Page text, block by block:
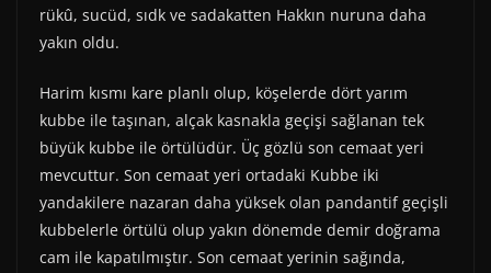
rükû, sucüd, sıdk ve sadakatten Hakkın nuruna daha
yakın oldu.
Harim kısmı kare planlı olup, köşelerde dört yarım
kubbe ile taşınan, alçak kasnakla geçişi sağlanan tek
büyük kubbe ile örtülüdür. Üç gözlü son cemaat yeri
mevcuttur. Son cemaat yeri ortadaki Kubbe iki
yandakilere nazaran daha yüksek olan pandantif geçişli
kubbelerle örtülü olup yakın dönemde demir doğrama
cam ile kapatılmıştır. Son cemaat yerinin sağında,